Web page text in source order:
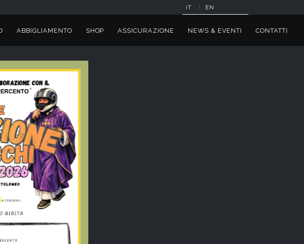
IT EN
ABBIGLIAMENTO SHOP ASSICURAZIONE NEWS & EVENTI CONTATTI